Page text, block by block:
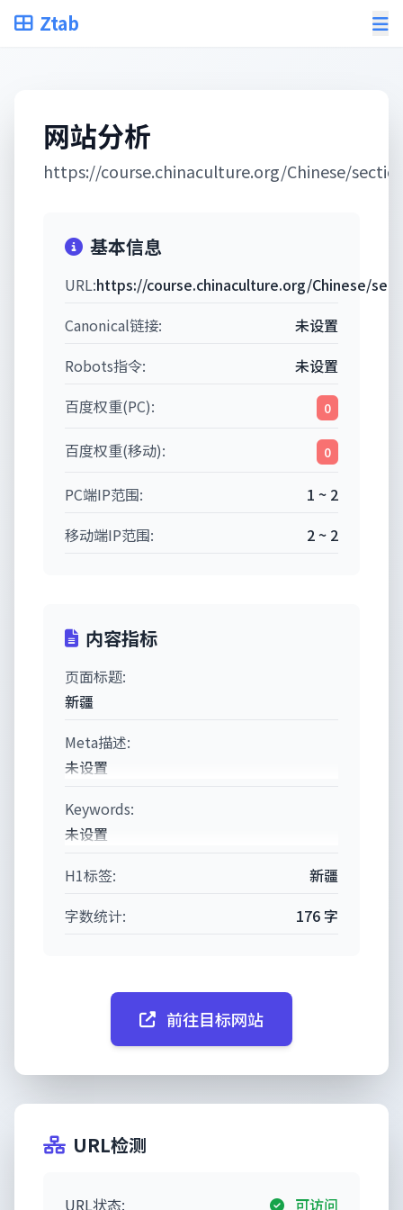
Ztab
网站分析
https://course.chinaculture.org/Chinese/
基本信息
URL:https://course.chinaculture.org/Chinese/
Canonical链接:
未设置
Robots指令:
未设置
百度权重(PC):
0
百度权重(移动): 0
PC端IP范围:
1 ~ 2
移动端IP范围:
2 ~ 2
内容指标
页面标题:
新疆
Meta描述:
未设置
Keywords:
未设置
H1标签:
新疆
字数统计:
176 字
前往目标网站
URL检测
URL状态: 可访问